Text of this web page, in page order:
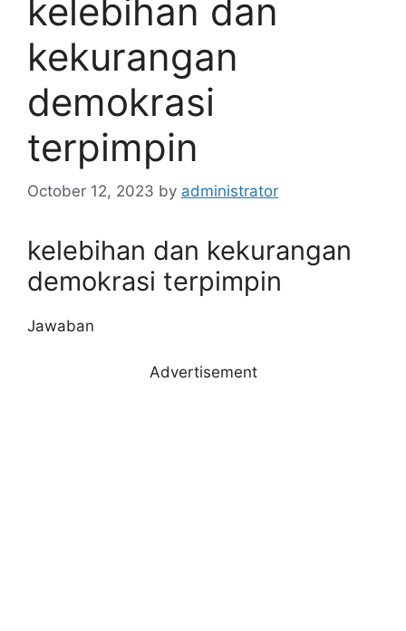
kelebihan dan
kekurangan
demokrasi
terpimpin
October 12, 2023 by administrator
kelebihan dan kekurangan
demokrasi terpimpin
Jawaban
Advertisement